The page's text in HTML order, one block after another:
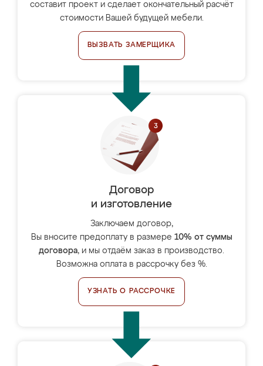
составит проект и сделает окончательный расчёт
стоимости Вашей будущей мебели.
ВЫЗВАТЬ ЗАМЕРЩИКА
Договор
и изготовление
Заключаем договор,
Вы вносите предоплату в размере 10% от суммы
договора, и мы отдаём заказ в производство.
Возможна оплата в рассрочку без %.
УЗНАТЬ О РАССРОЧКЕ